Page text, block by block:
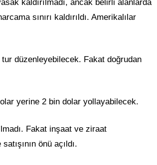
kaldırılmadı, ancak belirli alanlarda
sınırı kaldırıldı. Amerikalılar
düzenleyebilecek. Fakat doğrudan
yerine 2 bin dolar yollayabilecek.
Fakat inşaat ve ziraat
önü açıldı.